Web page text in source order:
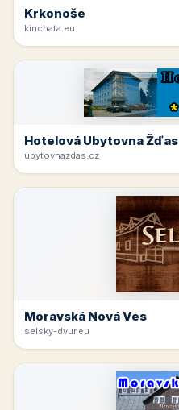
Krkonoše
kinchata.eu
Hotelová Ubytovna Žďas
ubytovnazdas.cz
Moravská Nová Ves
selsky-dvur.eu